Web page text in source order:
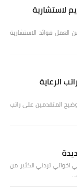
لاستشارية
العمل فوائد الاستشارية
الرعاية
المتقدمين على راتب
اخواتي تردني الكثير من